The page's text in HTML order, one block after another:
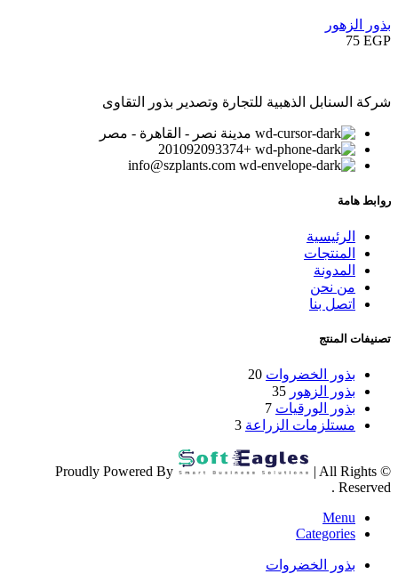
بذور الزهور
75 EGP
شركة السنابل الذهبية للتجارة وتصدير بذور التقاوى
مدينة نصر - القاهرة - مصر
+201092093374
info@szplants.com
روابط هامة
الرئيسية
المنتجات
المدونة
من نحن
اتصل بنا
تصنيفات المنتج
بذور الخضروات 20
بذور الزهور 35
بذور الورقيات 7
مستلزمات الزراعة 3
© Proudly Powered By
| All Rights
Reserved .
Menu
Categories
بذور الخضروات